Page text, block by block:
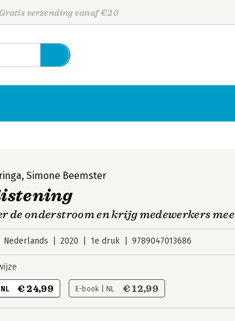
Gratis verzending vanaf €20
, Simone Beemster
de onderstroom en krijg medewerkers mee
Nederlands 2020 1e druk 9789047013686
€ 24,99 E-book | NL € 12,99
Personen